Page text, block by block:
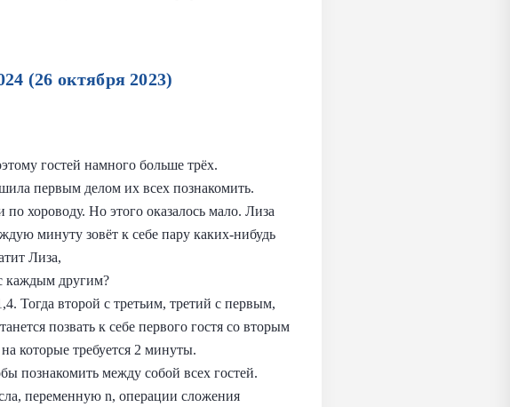
(26 октября 2023)
гостей намного больше трёх.
первым делом их всех познакомить.
хороводу. Но этого оказалось мало. Лиза
минуту зовёт к себе пару каких‑нибудь
Лиза,
каждым другим?
Тогда второй с третьим, третий с первым,
позвать к себе первого гостя со вторым
которые требуется 2 минуты.
познакомить между собой всех гостей.
переменную n, операции сложения